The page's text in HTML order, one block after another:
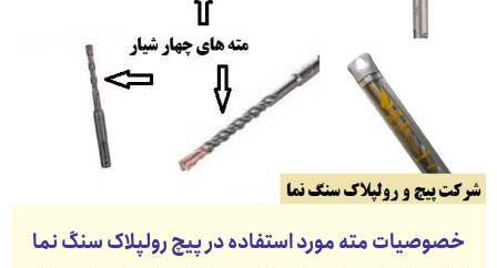
خصوصیات مته مورد استفاده در پیچ رولپلاک سنگ نما